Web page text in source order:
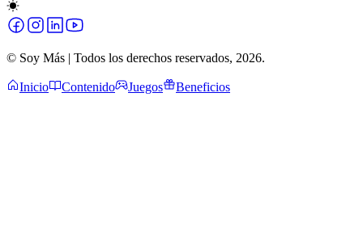
© Soy Más | Todos los derechos reservados, 2026.
Inicio Contenido Juegos Beneficios